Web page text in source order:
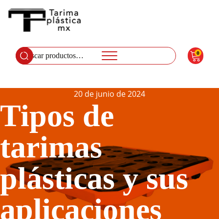
Buscar
por:
0
20 de junio de 2024
Tipos de
tarimas
plásticas y sus
aplicaciones